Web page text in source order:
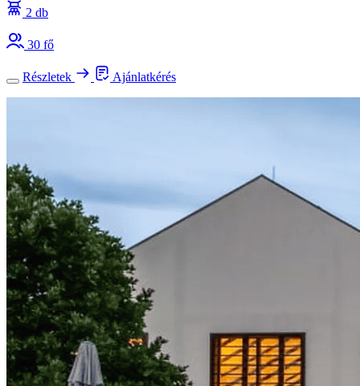
2 db
30 fő
Részletek Ajánlatkérés